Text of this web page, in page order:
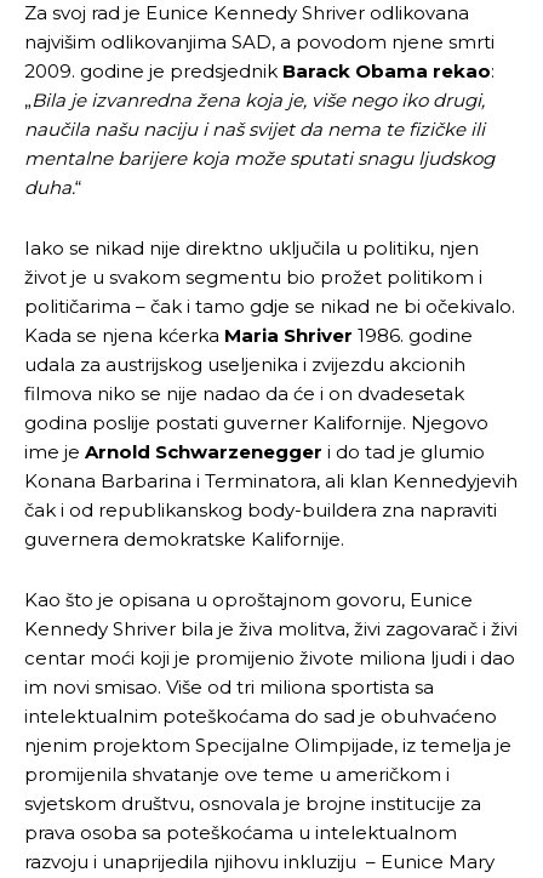
Pusti priču da živi!
Ovim putem želimo da vam se zahvalimo što ste
odlučili da pustite Vašu priču da živi, Redakcija
Objavi.ba
[wpuf_form id=”7463”]
Pusti priču da živi!
Ovim putem želimo da vam se zahvalimo što ste
odlučili da pustite Vašu priču da živi, Redakcija
Objavi.ba
[wpuf_form id=”7463”]
Za svoj rad je Eunice Kennedy Shriver odlikovana
najvišim odlikovanjima SAD, a povodom njene smrti
2009. godine je predsjednik Barack Obama rekao:
„Bila je izvanredna žena koja je, više nego iko drugi,
naučila našu naciju i naš svijet da nema te fizičke ili
mentalne barijere koja može sputati snagu ljudskog
duha.“
Iako se nikad nije direktno uključila u politiku, njen
život je u svakom segmentu bio prožet politikom i
političarima – čak i tamo gdje se nikad ne bi očekivalo.
Kada se njena kćerka Maria Shriver 1986. godine
udala za austrijskog useljenika i zvijezdu akcionih
filmova niko se nije nadao da će i on dvadesetak
godina poslije postati guverner Kalifornije. Njegovo
ime je Arnold Schwarzenegger i do tad je glumio
Konana Barbarina i Terminatora, ali klan Kennedyjevih
čak i od republikanskog body-buildera zna napraviti
guvernera demokratske Kalifornije.
Kao što je opisana u oproštajnom govoru, Eunice
Kennedy Shriver bila je živa molitva, živi zagovarač i živi
centar moći koji je promijenio živote miliona ljudi i dao
im novi smisao. Više od tri miliona sportista sa
intelektualnim poteškoćama do sad je obuhvaćeno
njenim projektom Specijalne Olimpijade, iz temelja je
promijenila shvatanje ove teme u američkom i
svjetskom društvu, osnovala je brojne institucije za
prava osoba sa poteškoćama u intelektualnom
razvoju i unaprijedila njihovu inkluziju – Eunice Mary